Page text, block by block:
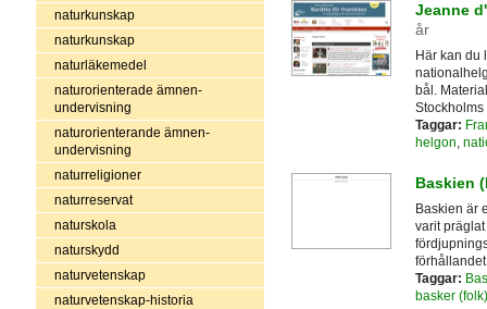
naturkunskap
naturkunskap
naturläkemedel
naturorienterade ämnen-
undervisning
naturorienterande ämnen-
undervisning
naturreligioner
naturreservat
naturskola
naturskydd
naturvetenskap
naturvetenskap-historia
Jeanne
år
Här kan du
bål.
Stockholms
Taggar:
helgon,
Baskien
Baskien är
varit
Taggar:
basker (folk)